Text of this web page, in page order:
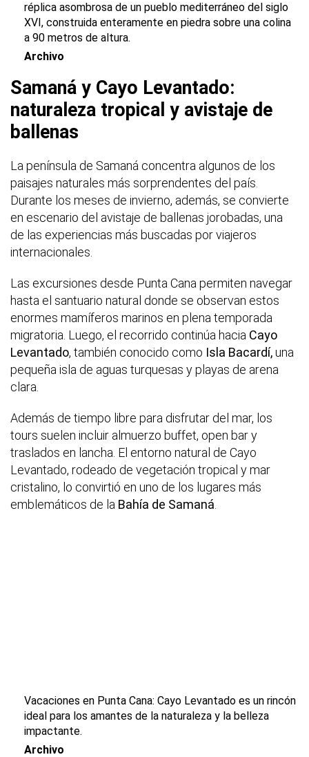
réplica asombrosa de un pueblo mediterráneo del siglo
XVI , construida enteramente en piedra sobre una colina
a 90 metros de altura.
Archivo
Samaná y Cayo Levantado:
naturaleza tropical y avistaje de
ballenas
La península de Samaná concentra algunos de los
paisajes naturales más sorprendentes del país.
Durante los meses de invierno, además, se convierte
en escenario del avistaje de ballenas jorobadas, una
de las experiencias más buscadas por viajeros
internacionales.
Las excursiones desde Punta Cana permiten navegar
hasta el santuario natural donde se observan estos
enormes mamíferos marinos en plena temporada
migratoria. Luego, el recorrido continúa hacia Cayo
Levantado, también conocido como Isla Bacardí,una
pequeña isla de aguas turquesas y playas de arena
clara.
Además de tiempo libre para disfrutar del mar, los
tours suelen incluir almuerzo buffet, open bar y
traslados en lancha. El entorno natural de Cayo
Levantado, rodeado de vegetación tropical y mar
cristalino, lo convirtió en uno de los lugares más
emblemáticos de la Bahía de Samaná.
Vacaciones en Punta Cana: Cayo Levantado es un rincón
ideal para los amantes de la naturaleza y la belleza
impactante.
Archivo